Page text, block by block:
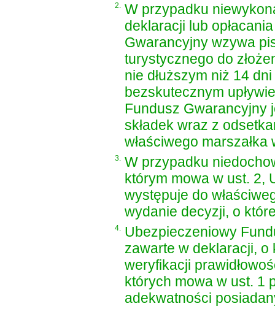
2.
W przypadku
deklaracji lub
Gwarancyjny wzywa
turystycznego do
nie dłuższym niż 14
bezskutecznym
Fundusz Gwarancyjny
składek wraz z
właściwego
3.
W przypadku
którym mowa w ust. 2,
występuje do
wydanie decyzji, o
4.
Ubezpieczeniowy
zawarte w deklaracji, o
weryfikacji
których mowa w ust. 1
adekwatności